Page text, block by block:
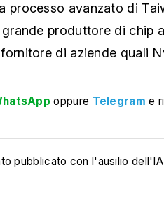
processo avanzato di
produttore di chip
di aziende quali
oppure Telegram e
pubblicato con l'ausilio